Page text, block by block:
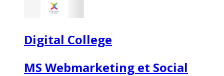
Digital College
MS Webmarketing et Social